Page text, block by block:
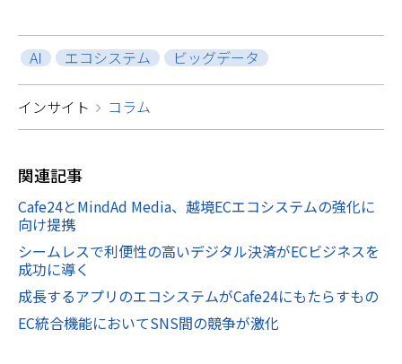
AI エコシステム ビッグデータ
インサイト コラム
関連記事
Cafe24とMindAd Media、越境ECエコシステムの強化に
向け提携
シームレスで利便性の高いデジタル決済がECビジネスを
成功に導く
成長するアプリのエコシステムがCafe24にもたらすもの
EC統合機能においてSNS間の競争が激化